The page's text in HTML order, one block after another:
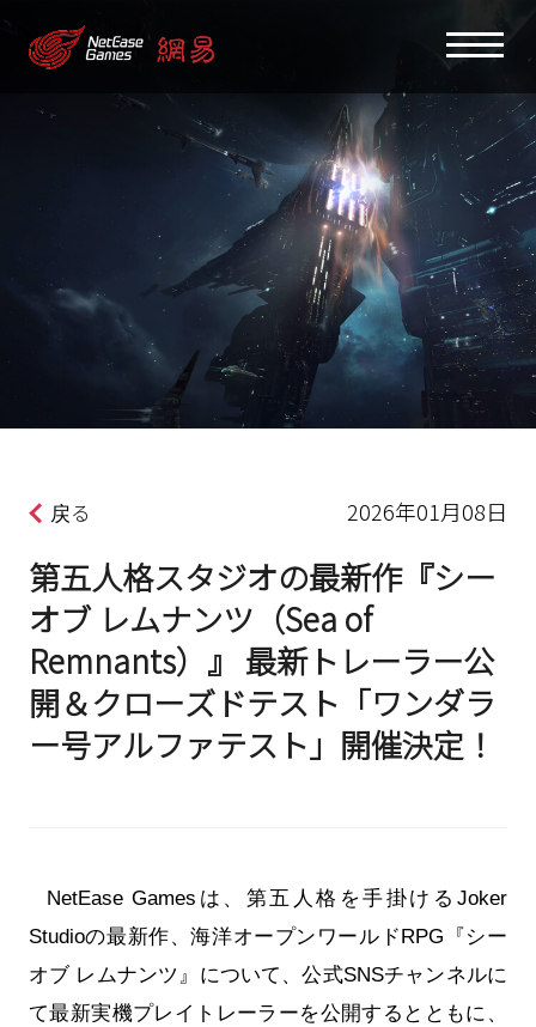
2026年01月08日
戻る
第五人格スタジオの最新作『シー
オブ レムナンツ（Sea of
Remnants）』 最新トレーラー公
開＆クローズドテスト「ワンダラ
ー号アルファテスト」開催決定！
NetEase Gamesは、第五人格を手掛けるJoker
Studioの最新作、海洋オープンワールドRPG『シー
オブ レムナンツ』について、公式SNSチャンネルに
て最新実機プレイトレーラーを公開するとともに、